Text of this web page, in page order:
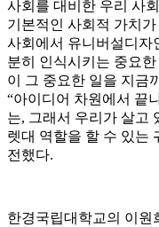
사회를 대비한 우리 사
기본적인 사회적 가치
사회에서 유니버설디자
분히 인식시키는 중요
이 그 중요한 일을 지금
“아이디어 차원에서 끝
는, 그래서 우리가 살고
렛대 역할을 할 수 있는
전했다.
한경국립대학교의 이원